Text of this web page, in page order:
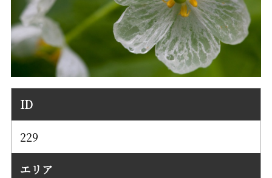
ID
229
エリア